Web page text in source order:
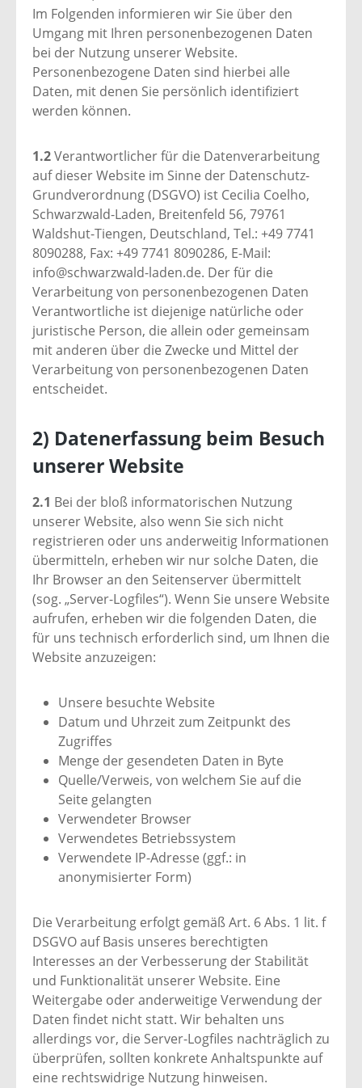
Im Folgenden informieren wir Sie über den
Umgang mit Ihren personenbezogenen Daten
bei der Nutzung unserer Website.
Personenbezogene Daten sind hierbei alle
Daten, mit denen Sie persönlich identifiziert
werden können.
1.2Verantwortlicher für die Datenverarbeitung
auf dieser Website im Sinne der Datenschutz-
Grundverordnung (DSGVO) ist Cecilia Coelho,
Schwarzwald-Laden, Breitenfeld 56, 79761
Waldshut-Tiengen, Deutschland, Tel.: +49 7741
8090288, Fax: +49 7741 8090286, E-Mail:
info@schwarzwald-laden.de. Der für die
Verarbeitung von personenbezogenen Daten
Verantwortliche ist diejenige natürliche oder
juristische Person, die allein oder gemeinsam
mit anderen über die Zwecke und Mittel der
Verarbeitung von personenbezogenen Daten
entscheidet.
2) Datenerfassung beim Besuch
unserer Website
2.1 Bei der bloß informatorischen Nutzung
unserer Website, also wenn Sie sich nicht
registrieren oder uns anderweitig Informationen
übermitteln, erheben wir nur solche Daten, die
Ihr Browser an den Seitenserver übermittelt
(sog. „Server-Logfiles“). Wenn Sie unsere Website
aufrufen, erheben wir die folgenden Daten, die
für uns technisch erforderlich sind, um Ihnen die
Website anzuzeigen:
Unsere besuchte Website
Datum und Uhrzeit zum Zeitpunkt des
Zugriffes
Menge der gesendeten Daten in Byte
Quelle/Verweis, von welchem Sie auf die
Seite gelangten
Verwendeter Browser
Verwendetes Betriebssystem
Verwendete IP-Adresse (ggf.: in
anonymisierter Form)
Die Verarbeitung erfolgt gemäß Art. 6 Abs. 1 lit. f
DSGVO auf Basis unseres berechtigten
Interesses an der Verbesserung der Stabilität
und Funktionalität unserer Website. Eine
Weitergabe oder anderweitige Verwendung der
Daten findet nicht statt. Wir behalten uns
allerdings vor, die Server-Logfiles nachträglich zu
überprüfen, sollten konkrete Anhaltspunkte auf
eine rechtswidrige Nutzung hinweisen.